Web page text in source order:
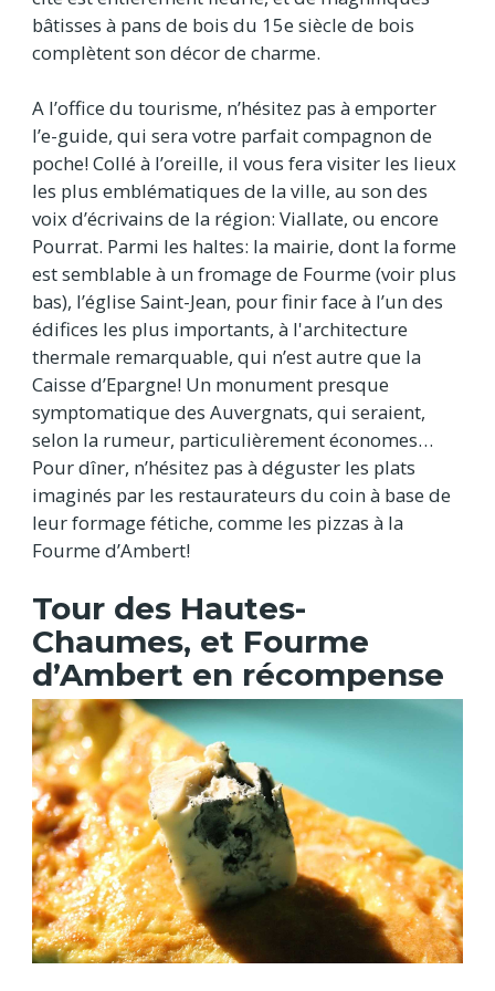
bâtisses à pans de bois du 15e siècle de bois
complètent son décor de charme.
A l’office du tourisme, n’hésitez pas à emporter
l’e-guide, qui sera votre parfait compagnon de
poche! Collé à l’oreille, il vous fera visiter les lieux
les plus emblématiques de la ville, au son des
voix d’écrivains de la région: Viallate, ou encore
Pourrat. Parmi les haltes: la mairie, dont la forme
est semblable à un fromage de Fourme (voir plus
bas), l’église Saint-Jean, pour finir face à l’un des
édifices les plus importants, à l'architecture
thermale remarquable, qui n’est autre que la
Caisse d’Epargne! Un monument presque
symptomatique des Auvergnats, qui seraient,
selon la rumeur, particulièrement économes…
Pour dîner, n’hésitez pas à déguster les plats
imaginés par les restaurateurs du coin à base de
leur formage fétiche, comme les pizzas à la
Fourme d’Ambert!
Tour des Hautes-
Chaumes, et Fourme
d’Ambert en récompense